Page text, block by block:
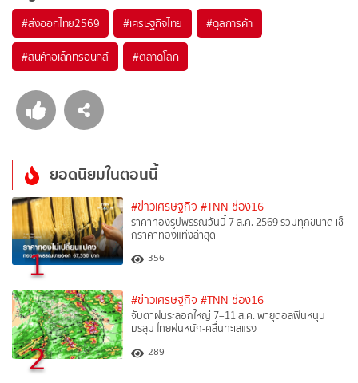
#ส่งออกไทย2569 #เศรษฐกิจไทย #ดุลการค้า
#สินค้าอิเล็กทรอนิกส์ #ตลาดโลก
ยอดนิยมในตอนนี้
1
#ข่าวเศรษฐกิจ #TNN ช่อง16
ราคาทองรูปพรรณวันนี้ 7 ส.ค. 2569 รวมทุกขนาด เช็
กราคาทองแท่งล่าสุด
356
2
#ข่าวเศรษฐกิจ #TNN ช่อง16
จับตาฝนระลอกใหญ่ 7–11 ส.ค. พายุดอลฟินหนุน
มรสุม ไทยฝนหนัก-คลื่นทะเลแรง
289